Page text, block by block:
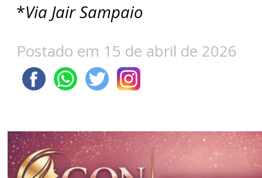
*Via Jair Sampaio
Postado em 15 de abril de 2026